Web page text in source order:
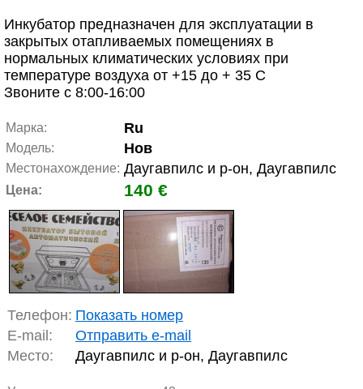
Инкубатор предназначен для эксплуатации в
закрытых отапливаемых помещениях в
нормальных климатических условиях при
температуре воздуха от +15 до + 35 С
Звоните с 8:00-16:00
Марка: Ru
Модель: Нов
Местонахождение: Даугавпилс и р-он, Даугавпилс
Цена: 140 €
Телефон: Показать номер
E-mail:
Отправить e-mail
Место:
Даугавпилс и р-он, Даугавпилс